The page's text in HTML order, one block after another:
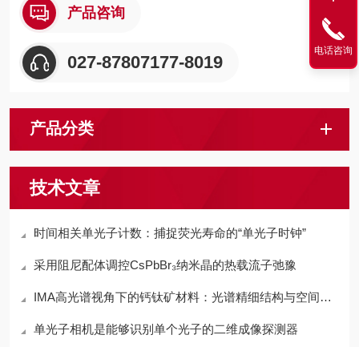
产品咨询
027-87807177-8019
产品分类
技术文章
时间相关单光子计数：捕捉荧光寿命的“单光子时钟”
采用阻尼配体调控CsPbBr₃纳米晶的热载流子弛豫
IMA高光谱视角下的钙钛矿材料：光谱精细结构与空间异质性
单光子相机是能够识别单个光子的二维成像探测器
电话咨询